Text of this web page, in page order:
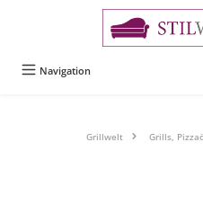
Navigation
Grillwelt Grills,